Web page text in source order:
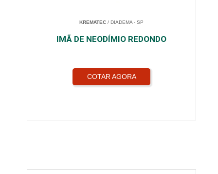
KREMATEC / DIADEMA - SP
IMÃ DE NEODÍMIO REDONDO
COTAR AGORA